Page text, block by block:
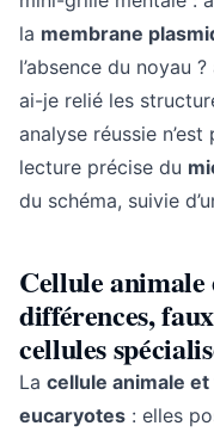
la membrane
l’absence du noyau
ai-je relié les
analyse réussie
lecture précise du
du schéma, suivie
Cellule animale
différences,
cellules
La cellule animale
eucaryotes : elles